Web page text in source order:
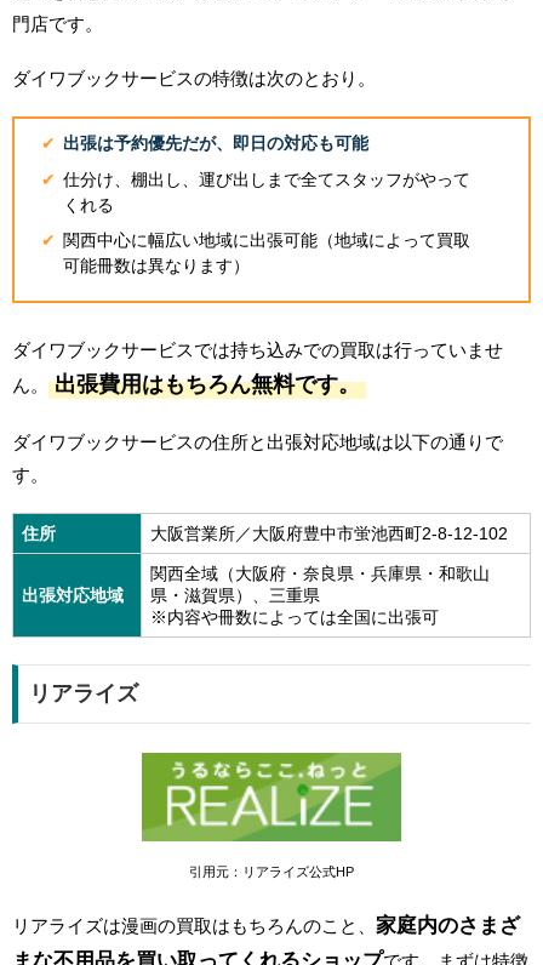
門店です。
ダイワブックサービスの特徴は次のとおり。
出張は予約優先だが、即日の対応も可能
仕分け、棚出し、運び出しまで全てスタッフがやって
くれる
関西中心に幅広い地域に出張可能（地域によって買取
可能冊数は異なります）
ダイワブックサービスでは持ち込みでの買取は行っていませ
ん。
出張費用はもちろん無料です。
ダイワブックサービスの住所と出張対応地域は以下の通りで
す。
住所 大阪営業所／大阪府豊中市蛍池西町2-8-12-102
出張対応地域
関西全域（大阪府・奈良県・兵庫県・和歌山
県・滋賀県）、三重県
※内容や冊数によっては全国に出張可
リアライズ
引用元：リアライズ公式HP
リアライズは漫画の買取はもちろんのこと、 家庭内のさまざ
まな不用品を買い取ってくれるショップです。まずは特徴